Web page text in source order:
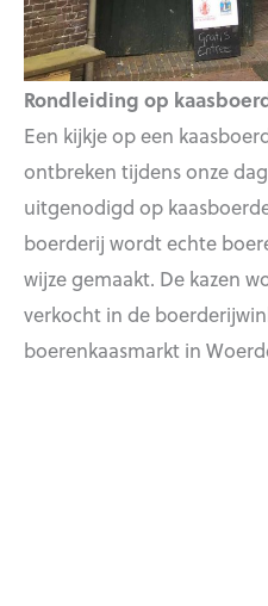
Rondleiding op
Een kijkje op een
ontbreken tijdens onze
uitgenodigd op
boerderij wordt echte
wijze gemaakt. De kazen
verkocht in de
boerenkaasmarkt in